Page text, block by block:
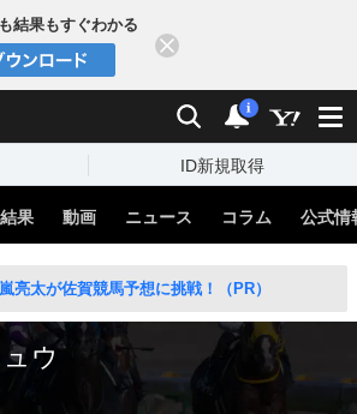
結果もすぐわかる
検索 通知
i
ID新規取得
果 動画 ニュース コラム 公式情
亮太が佐賀競馬予想に挑戦！（PR）
ウ